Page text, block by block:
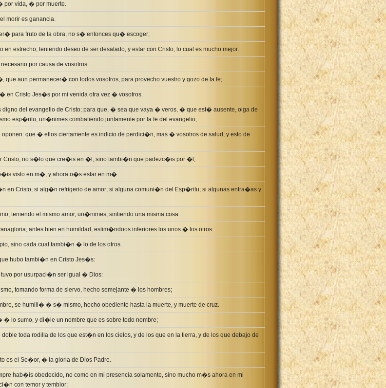
por vida, � por muerte.
morir es ganancia.
para fruto de la obra, no s� entonces qu� escoger;
en estrecho, teniendo deseo de ser desatado, y estar con Cristo, lo cual es mucho mejor:
por causa de vosotros.
aun permanecer� con todos vosotros, para provecho vuestro y gozo de la fe;
en Cristo Jes�s por mi venida otra vez � vosotros.
digno del evangelio de Cristo; para que, � sea que vaya � veros, � que est� ausente, oiga de
esp�ritu, un�nimes combatiendo juntamente por la fe del evangelio,
oponen: que � ellos ciertamente es indicio de perdici�n, mas � vosotros de salud; y esto de
Cristo, no s�lo que cre�is en �l, sino tambi�n que padezc�is por �l,
visto en m�, y ahora o�s estar en m�.
en Cristo; si alg�n refrigerio de amor; si alguna comuni�n del Esp�ritu; si algunas entra�as y
teniendo el mismo amor, un�nimes, sintiendo una misma cosa.
antes bien en humildad, estim�ndoos inferiores los unos � los otros:
sino cada cual tambi�n � lo de los otros.
hubo tambi�n en Cristo Jes�s:
tuvo por usurpaci�n ser igual � Dios:
tomando forma de siervo, hecho semejante � los hombres;
se humill� � s� mismo, hecho obediente hasta la muerte, y muerte de cruz.
lo sumo, y di�le un nombre que es sobre todo nombre;
toda rodilla de los que est�n en los cielos, y de los que en la tierra, y de los que debajo de
es el Se�or, � la gloria de Dios Padre.
hab�is obedecido, no como en mi presencia solamente, sino mucho m�s ahora en mi
con temor y temblor;